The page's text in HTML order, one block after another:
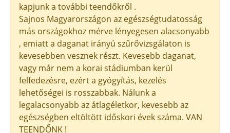
kapjunk a további teendőkről .
Sajnos Magyarországon az egészségtudatosság
más országokhoz mérve lényegesen alacsonyabb
, emiatt a daganat irányú szűrővizsgálaton is
kevesebben vesznek részt. Kevesebb daganat,
vagy már nem a korai stádiumban kerül
felfedezésre, ezért a gyógyítás, kezelés
lehetőségei is rosszabbak. Nálunk a
legalacsonyabb az átlagéletkor, kevesebb az
egészségben eltöltött időskori évek száma. VAN
TEENDŐNK !